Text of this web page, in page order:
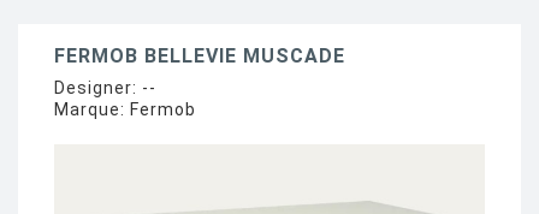
FERMOB BELLEVIE MUSCADE
Designer: --
Marque: Fermob